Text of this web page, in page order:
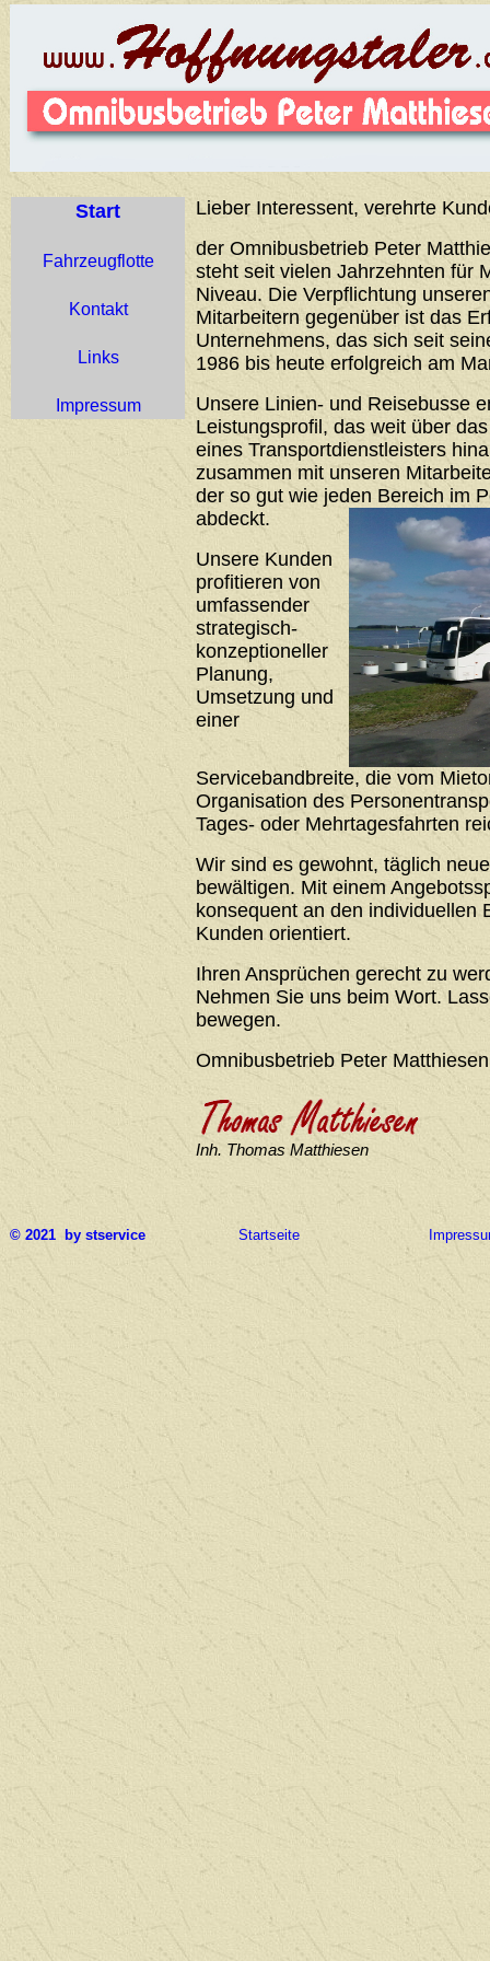
Start
Fahrzeugflotte
Kontakt
Links
Impressum
Lieber Interessent, verehrte
der Omnibusbetrieb Peter
steht seit vielen Jahrzehnten für
Niveau. Die Verpflichtung
Mitarbeitern gegenüber ist das
Unternehmens, das sich seit
1986 bis heute erfolgreich am
Unsere Linien- und Reisebusse
Leistungsprofil, das weit über
eines Transportdienstleisters
zusammen mit unseren
der so gut wie jeden Bereich im
abdeckt.
Unsere Kunden
profitieren von
umfassender
strategisch-
konzeptioneller
Planung,
Umsetzung und
einer
Servicebandbreite, die vom
Organisation des
Tages- oder Mehrtagesfahrten
Wir sind es gewohnt, täglich
bewältigen. Mit einem
konsequent an den individuellen
Kunden orientiert.
Ihren Ansprüchen gerecht zu
Nehmen Sie uns beim Wort.
bewegen.
Omnibusbetrieb Peter Matthiesen
Inh. Thomas Matthiesen
© 2021 by stservice Startseite